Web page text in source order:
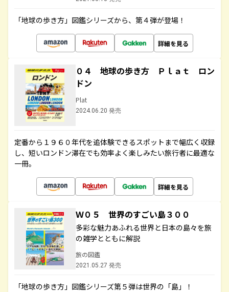
「地球の歩き方」図鑑シリーズから、第４弾が登場！
詳細を見る
０４ 地球の歩き方 Ｐｌａｔ ロン
ドン
Plat
2024.06.20 発売
定番から１９６０年代を追体験できるスポットまで幅広く収録
し、短いロンドン滞在でも効率よく楽しみたい旅行者に最適な
一冊。
詳細を見る
Ｗ０５ 世界のすごい島３００
多彩な魅力あふれる世界と日本の島々を旅
の雑学とともに解説
旅の図鑑
2021.05.27 発売
「地球の歩き方」図鑑シリーズ第５弾は世界の「島」！